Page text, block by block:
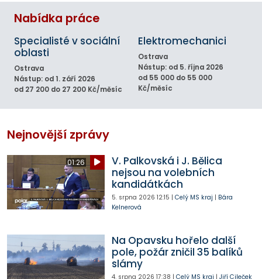
Nabídka práce
Specialisté v sociální
oblasti
Ostrava
Nástup: od 1. září 2026
od 27 200 do 27 200 Kč/měsíc
Elektromechanici
Ostrava
Nástup: od 5. října 2026
od 55 000 do 55 000
Kč/měsíc
Nejnovější zprávy
01:26
V. Palkovská i J. Bělica
nejsou na volebních
kandidátkách
5. srpna 2026 12:15 | Celý MS kraj | Bára
Kelnerová
Na Opavsku hořelo další
pole, požár zničil 35 balíků
slámy
4. srpna 2026 17:38 | Celý MS kraj | Jiří Cileček